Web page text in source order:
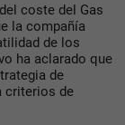
coste del Gas
la compañía
de los
ha aclarado que
de
criterios de